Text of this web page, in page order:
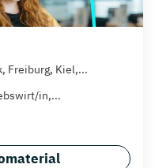
Freiburg, Kiel,...
in,...